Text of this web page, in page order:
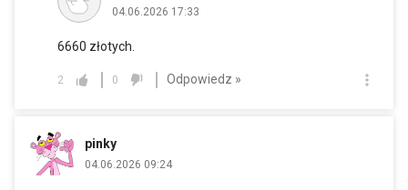
04.06.2026 17:33
6660 złotych.
2 0 Odpowiedz »
pinky
04.06.2026 09:24